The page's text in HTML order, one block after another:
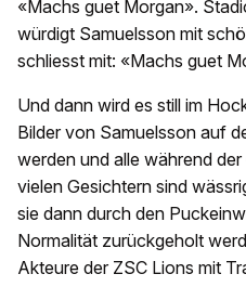
«Machs guet Morgan».
würdigt Samuelsson mit
schliesst mit: «Machs guet
Und dann wird es still im
Bilder von Samuelsson auf
werden und alle während
vielen Gesichtern sind
sie dann durch den
Normalität zurückgeholt
Akteure der ZSC Lions mit